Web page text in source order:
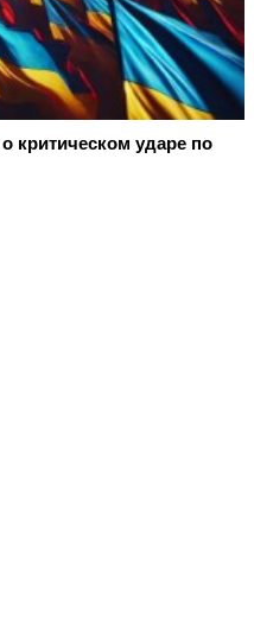
критическом ударе по